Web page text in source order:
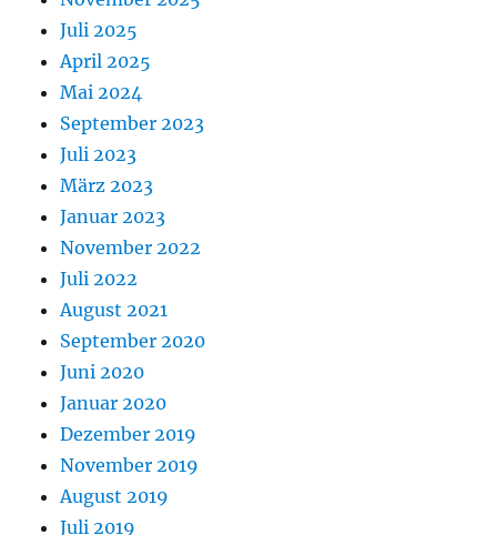
Juli 2025
April 2025
Mai 2024
September 2023
Juli 2023
März 2023
Januar 2023
November 2022
Juli 2022
August 2021
September 2020
Juni 2020
Januar 2020
Dezember 2019
November 2019
August 2019
Juli 2019